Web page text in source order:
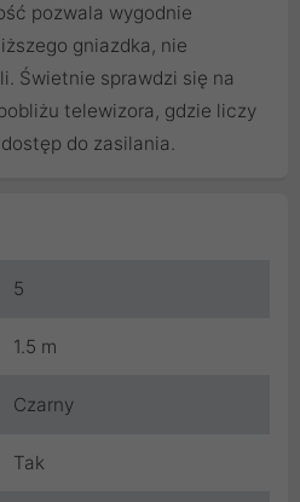
pozwala wygodnie
gniazdka, nie
Świetnie sprawdzi się na
telewizora, gdzie liczy
do zasilania.
5
1.5 m
Czarny
Tak